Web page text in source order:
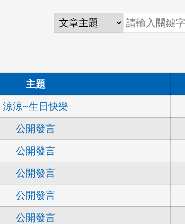
主題
涼涼~生日快樂
公開發言
公開發言
公開發言
公開發言
公開發言